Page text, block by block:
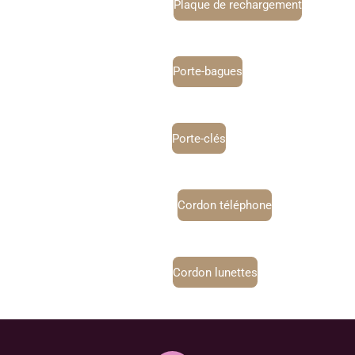
Plaque de rechargement
Porte-bagues
Porte-clés
Cordon téléphone
Cordon lunettes